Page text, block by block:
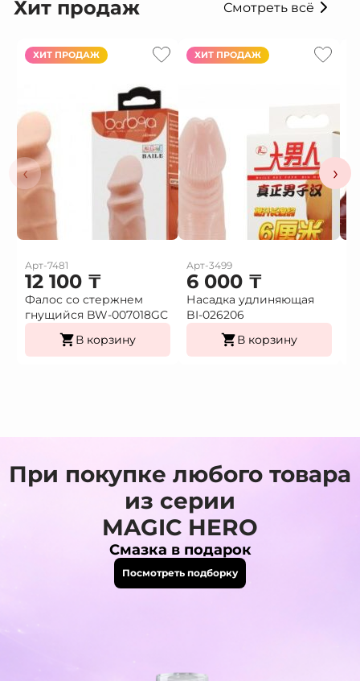
Хит продаж Смотреть всё
‹
ХИТ ПРОДАЖ
Арт-7481
12 100 ₸
Фалос со стержнем
гнущийся BW-007018GС
В корзину
ХИТ ПРОДАЖ
Арт-3499
6 000 ₸
Насадка удлиняющая
BI-026206
В корзину
›
При покупке любого товара
из серии
MAGIC HERO
Смазка в подарок
Посмотреть подборку